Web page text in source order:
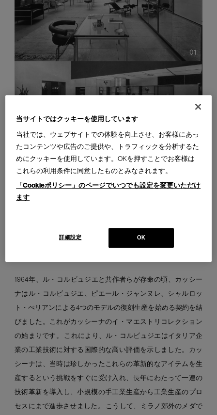
01. Équipement d’intérieur d’une Habitation, 1929. © FLC/ADAGP 02. Équipement d’intérieur
d’une Habitation, 1929. © FLC/ADAGP
出会いと技術の
魅力的なストーリー
1964年、ル・コルビュジエと共作者らが存命の頃、カッシー
ナはル・コルビュジエ、ピエール・ジャンヌレ、シャルロッ
ト・ぺリアンによる4つのモデルの復刻生産を始める契約を結
びました。これがカッシーナのイ・マエストリコレクション
の始まりです。 これにより、ル・コルビュジエはイタリア企
業の工業技術に対する国際的な高い評価を示しました。カッ
シーナは、当時は珍しかったこれらの革新的なアイテムを生
産するという挑戦をすぐに受け入れ、長年にわたって一連の
技術革新を導入し、小規模の手工業生産から工業生産のプロ
セスにまで進歩させました。 こうして、ミラノ郊外のメダで
当サイトではクッキーを使用しています
当社では、ウェブサイトでの体験を向上させ、お客様にあっ
たコンテンツや広告のご提供や、トラフィックを分析するた
めにクッキーを使用しています。OKを押すことでお客様は
これらの利用条件に同意したものとみなされます。
「Cookieポリシー」のページでいつでも設定を変更いただけ
ます
OK
詳細設定